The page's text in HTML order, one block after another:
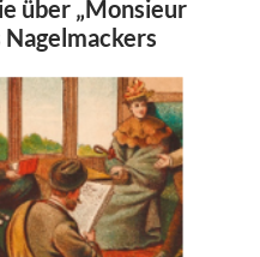
über „Monsieur